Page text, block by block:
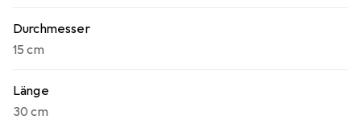
Durchmesser
15 cm
Länge
30 cm